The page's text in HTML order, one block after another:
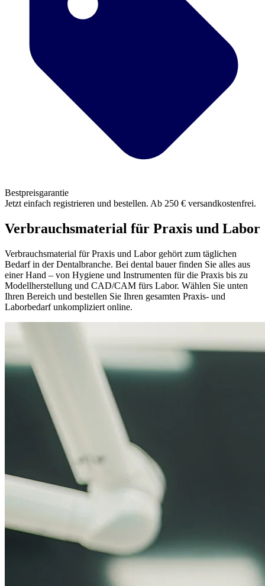
Bestpreisgarantie
Jetzt einfach registrieren und bestellen. Ab 250 € versandkostenfrei.
Verbrauchsmaterial für Praxis und Labor
Verbrauchsmaterial für Praxis und Labor gehört zum täglichen
Bedarf in der Dentalbranche. Bei dental bauer finden Sie alles aus
einer Hand – von Hygiene und Instrumenten für die Praxis bis zu
Modellherstellung und CAD/CAM fürs Labor. Wählen Sie unten
Ihren Bereich und bestellen Sie Ihren gesamten Praxis- und
Laborbedarf unkompliziert online.